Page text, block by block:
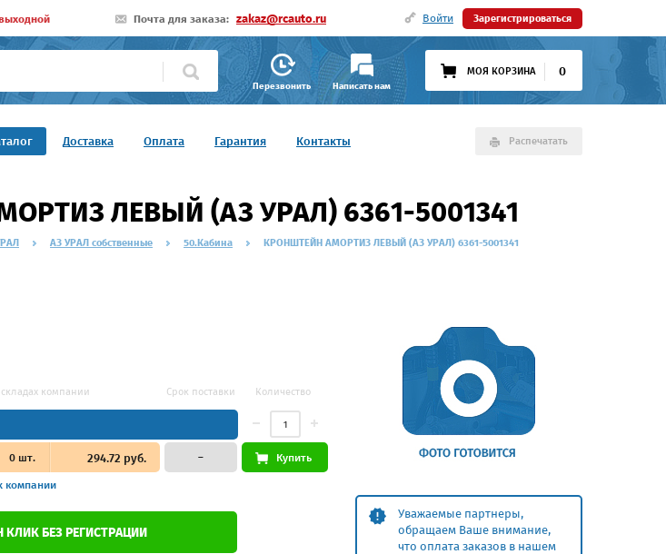
Почта для заказа: zakaz@rcauto.ru Войти Зарегистрироваться
Перезвонить Написать нам
МОЯ КОРЗИНА 0
Доставка Оплата Гарантия Контакты Распечатать
ЛЕВЫЙ (АЗ УРАЛ) 6361-5001341
АЗ УРАЛ собственные 50.Кабина КРОНШТЕЙН АМОРТИЗ ЛЕВЫЙ (АЗ УРАЛ) 6361-5001341
Уважаемые партнеры,
обращаем Ваше внимание,
что оплата заказов в нашем
компании Срок поставки Количество
0шт. 294.72 руб.
компании
– Купить
БЕЗ РЕГИСТРАЦИИ